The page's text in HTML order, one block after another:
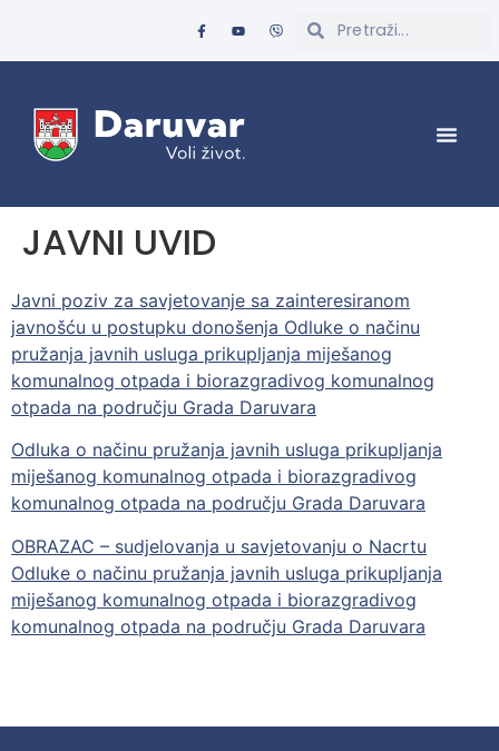
JAVNI UVID
Javni poziv za savjetovanje sa zainteresiranom
javnošću u postupku donošenja Odluke o načinu
pružanja javnih usluga prikupljanja miješanog
komunalnog otpada i biorazgradivog komunalnog
otpada na području Grada Daruvara
Odluka o načinu pružanja javnih usluga prikupljanja
miješanog komunalnog otpada i biorazgradivog
komunalnog otpada na području Grada Daruvara
OBRAZAC – sudjelovanja u savjetovanju o Nacrtu
Odluke o načinu pružanja javnih usluga prikupljanja
miješanog komunalnog otpada i biorazgradivog
komunalnog otpada na području Grada Daruvara